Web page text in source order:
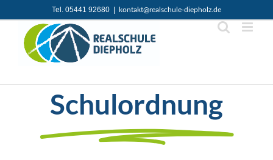
Inhalt
springen
Tel. 05441 92680 kontakt@realschule-diepholz.de
Schulordnung